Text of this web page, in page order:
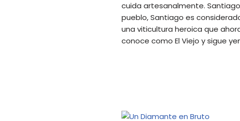
cuida artesanalmente.
pueblo, Santiago es
una viticultura heroica que
conoce como El Viejo y sigue